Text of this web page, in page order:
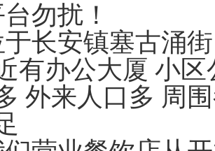
勿扰！
长安镇塞古涌
有办公大厦 小
外来人口多 周